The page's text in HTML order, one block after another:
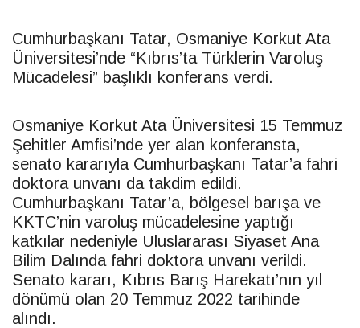
Cumhurbaşkanı Tatar, Osmaniye Korkut Ata
Üniversitesi’nde “Kıbrıs’ta Türklerin Varoluş
Mücadelesi” başlıklı konferans verdi.
Osmaniye Korkut Ata Üniversitesi 15 Temmuz
Şehitler Amfisi’nde yer alan konferansta,
senato kararıyla Cumhurbaşkanı Tatar’a fahri
doktora unvanı da takdim edildi.
Cumhurbaşkanı Tatar’a, bölgesel barışa ve
KKTC’nin varoluş mücadelesine yaptığı
katkılar nedeniyle Uluslararası Siyaset Ana
Bilim Dalında fahri doktora unvanı verildi.
Senato kararı, Kıbrıs Barış Harekatı’nın yıl
dönümü olan 20 Temmuz 2022 tarihinde
alındı.